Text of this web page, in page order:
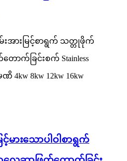
င့်မားသောပါဝါစာရွက်